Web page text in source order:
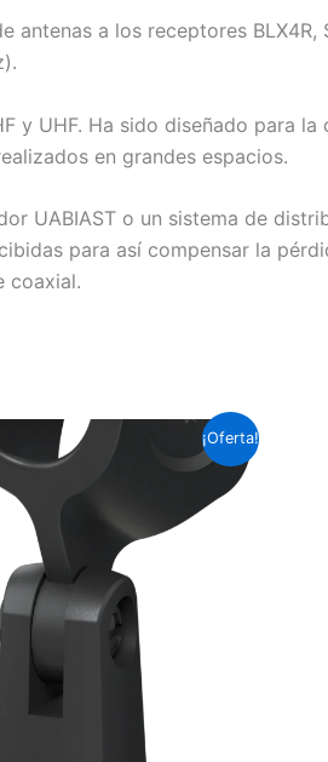
a los receptores BLX4R,
y UHF. Ha sido diseñado para
en grandes espacios.
UABIAST o un sistema de
para así compensar la
coaxial.
¡Oferta!
precio
original
era:
Soles
S/.44.9.
S/.24.2.